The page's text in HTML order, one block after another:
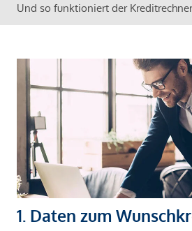
Und so funktioniert der
1. Daten zum